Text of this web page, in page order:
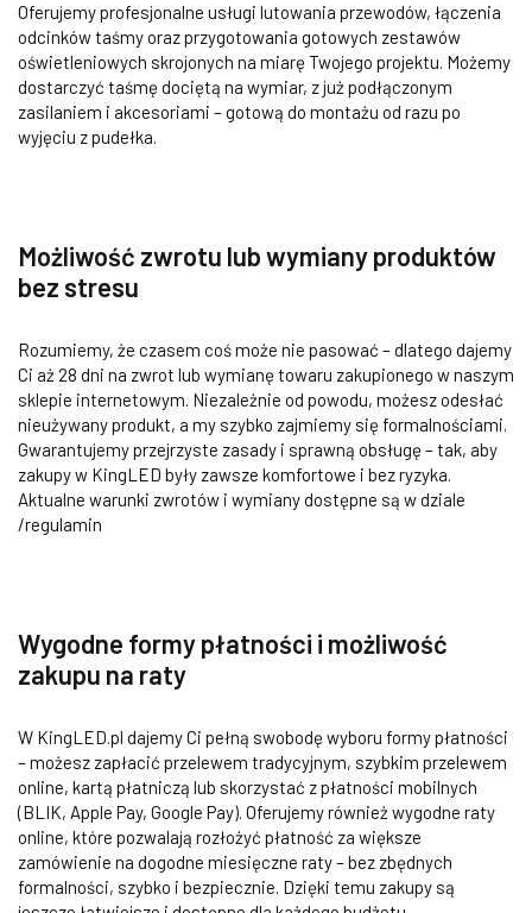
Oferujemy profesjonalne usługi lutowania przewodów, łączenia
odcinków taśmy oraz przygotowania gotowych zestawów
oświetleniowych skrojonych na miarę Twojego projektu. Możemy
dostarczyć taśmę dociętą na wymiar, z już podłączonym
zasilaniem i akcesoriami – gotową do montażu od razu po
wyjęciu z pudełka.
Możliwość zwrotu lub wymiany produktów
bez stresu
Rozumiemy, że czasem coś może nie pasować – dlatego dajemy
Ci aż 28 dni na zwrot lub wymianę towaru zakupionego w naszym
sklepie internetowym. Niezależnie od powodu, możesz odesłać
nieużywany produkt, a my szybko zajmiemy się formalnościami.
Gwarantujemy przejrzyste zasady i sprawną obsługę – tak, aby
zakupy w KingLED były zawsze komfortowe i bez ryzyka.
Aktualne warunki zwrotów i wymiany dostępne są w dziale
/regulamin
Wygodne formy płatności i możliwość
zakupu na raty
W KingLED.pl dajemy Ci pełną swobodę wyboru formy płatności
– możesz zapłacić przelewem tradycyjnym, szybkim przelewem
online, kartą płatniczą lub skorzystać z płatności mobilnych
(BLIK, Apple Pay, Google Pay). Oferujemy również wygodne raty
online, które pozwalają rozłożyć płatność za większe
zamówienie na dogodne miesięczne raty – bez zbędnych
formalności, szybko i bezpiecznie. Dzięki temu zakupy są